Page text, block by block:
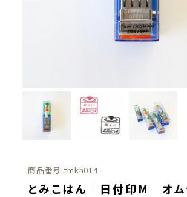
商品番号 tmkh014
とみこはん｜日付印M オム